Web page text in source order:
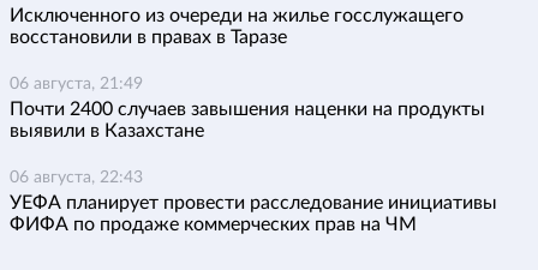
Исключенного из очереди на жилье госслужащего
восстановили в правах в Таразе
06 августа, 21:49
Почти 2400 случаев завышения наценки на продукты
выявили в Казахстане
06 августа, 22:43
УЕФА планирует провести расследование инициативы
ФИФА по продаже коммерческих прав на ЧМ